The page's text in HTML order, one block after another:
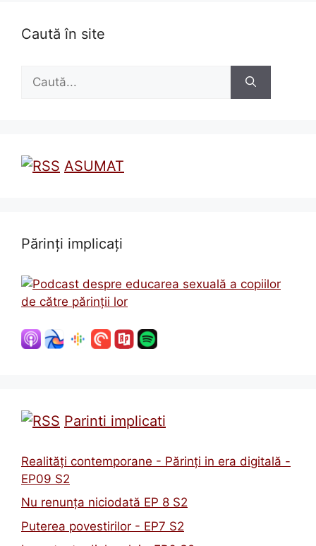
Caută în site
Caută
ASUMAT
Părinți implicați
Parinti implicati
Realități contemporane - Părinți in era digitală -
EP09 S2
Nu renunța niciodată EP 8 S2
Puterea povestirilor - EP7 S2